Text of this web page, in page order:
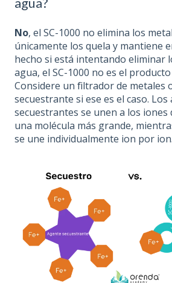
No, el SC-1000 no elimina los
únicamente los quela y mantiene
hecho si está intentando eliminar
agua, el SC-1000 no es el
Considere un filtrador de metales
secuestrante si ese es el caso. Los
secuestrantes se unen a los iones
una molécula más grande,
se une individualmente ion por ion.